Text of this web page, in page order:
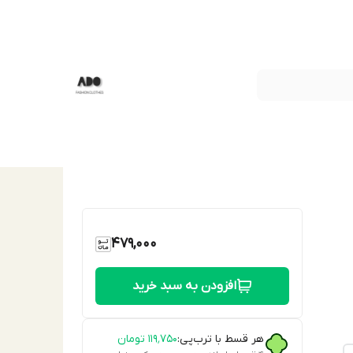
479,000
افزودن به سبد خرید
هر قسط با ترب‌پی:۱۱۹٬۷۵۰ تومان